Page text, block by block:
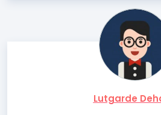
Lutgarde